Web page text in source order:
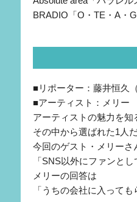
BRADIO「O・TE・A・
■リポーター：藤井恒久
■アーティスト：メリー
アーティストの魅力を
その中から選ばれた1人
今回のゲスト・メリー
「SNS以外にファンと
メリーの回答は
「うちの会社に入って